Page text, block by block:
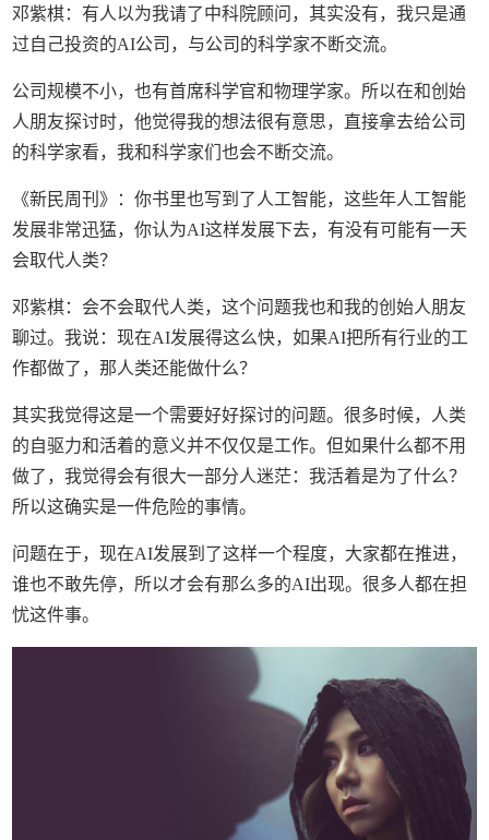
邓紫棋：有人以为我请了中科院顾问，其实没有，我只是通
过自己投资的AI公司，与公司的科学家不断交流。
公司规模不小，也有首席科学官和物理学家。所以在和创始
人朋友探讨时，他觉得我的想法很有意思，直接拿去给公司
的科学家看，我和科学家们也会不断交流。
《新民周刊》：你书里也写到了人工智能，这些年人工智能
发展非常迅猛，你认为AI这样发展下去，有没有可能有一天
会取代人类？
邓紫棋：会不会取代人类，这个问题我也和我的创始人朋友
聊过。我说：现在AI发展得这么快，如果AI把所有行业的工
作都做了，那人类还能做什么？
其实我觉得这是一个需要好好探讨的问题。很多时候，人类
的自驱力和活着的意义并不仅仅是工作。但如果什么都不用
做了，我觉得会有很大一部分人迷茫：我活着是为了什么？
所以这确实是一件危险的事情。
问题在于，现在AI发展到了这样一个程度，大家都在推进，
谁也不敢先停，所以才会有那么多的AI出现。很多人都在担
忧这件事。